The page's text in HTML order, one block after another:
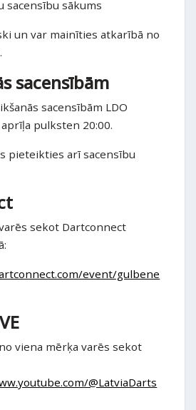
sacensību sākums
un var mainīties atkarībā no
sacensībām
sacensībām LDO
pulksten 20:00.
pieteikties arī sacensību
sekot Dartconnect
event/gulbene
viena mērķa varēs sekot
@LatviaDarts